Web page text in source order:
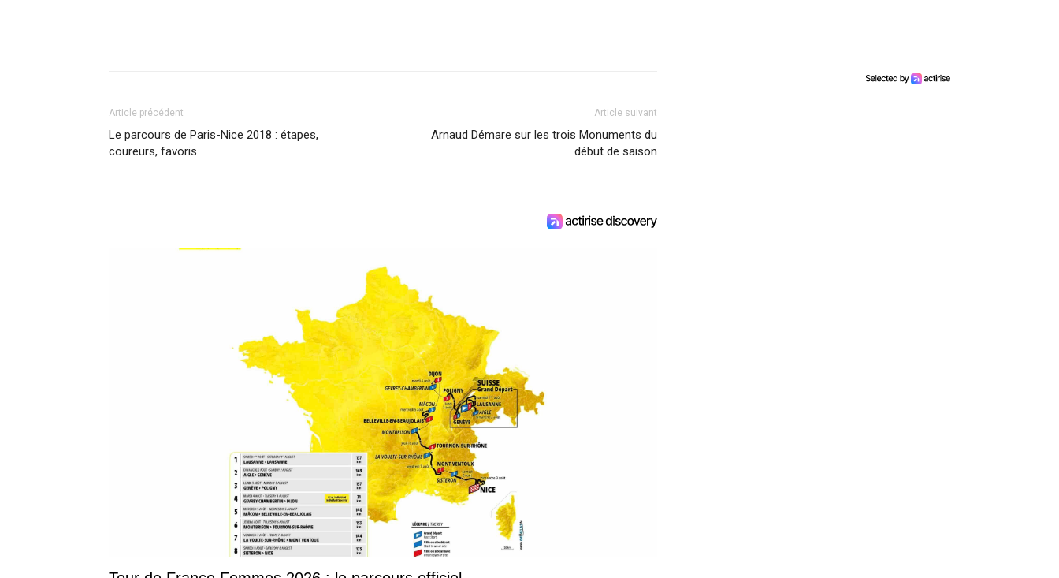
Article précédent
Le parcours de Paris-Nice 2018 : étapes,
coureurs, favoris
Article suivant
Arnaud Démare sur les trois Monuments du
début de saison